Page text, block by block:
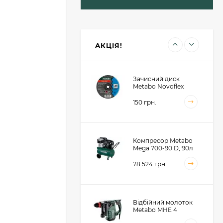
АКЦІЯ!
Зачисний диск
Metabo Novoflex
(616468000)
150 грн.
Компресор Metabo
Mega 700-90 D, 90л
78 524 грн.
Відбійний молоток
Metabo MHE 4